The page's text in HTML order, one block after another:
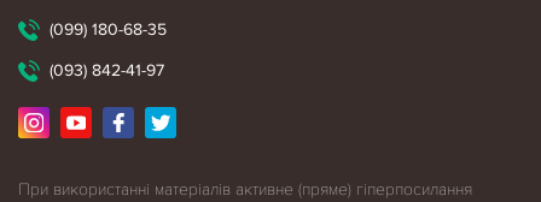
(099) 180-68-35
(093) 842-41-97
При використанні матеріалів активне (пряме) гіперпосилання